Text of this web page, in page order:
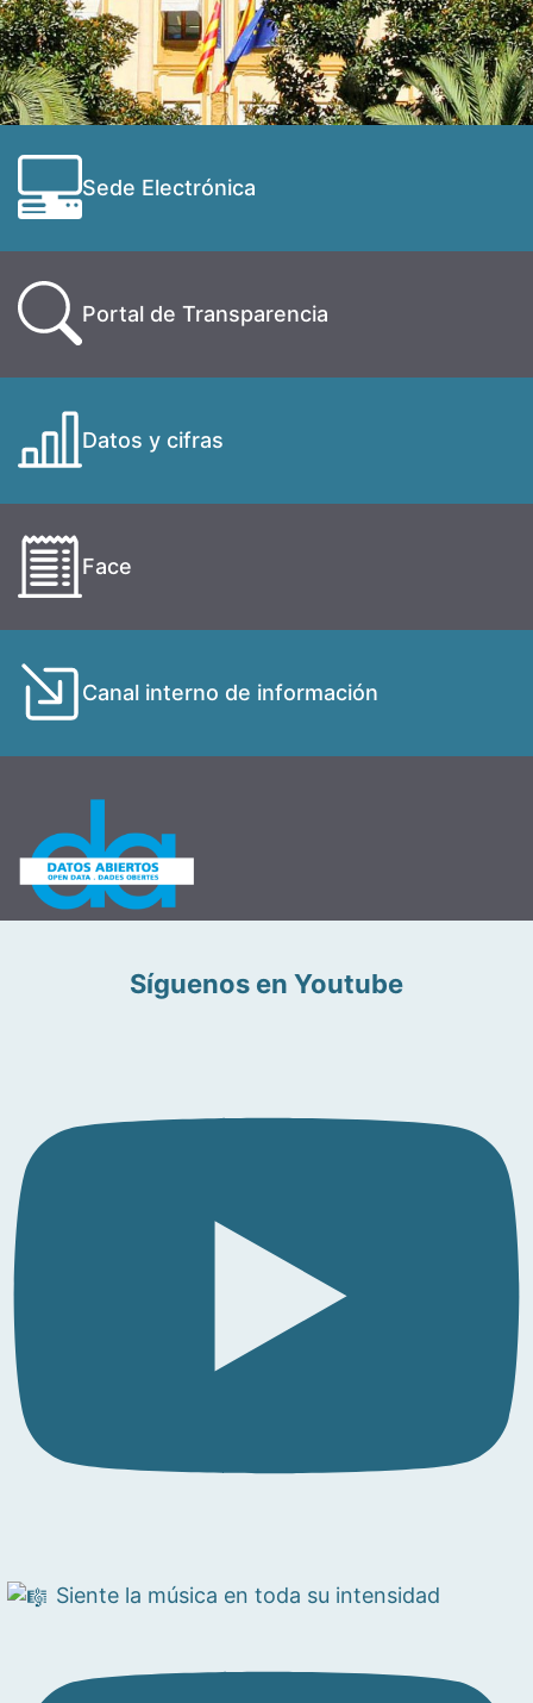
Sede Electrónica
Portal de Transparencia
Datos y cifras
Face
Canal interno de información
Síguenos en Youtube
Siente la música en toda su intensidad